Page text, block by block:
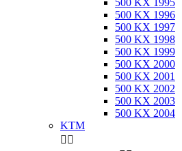
500 KX 1995
500 KX 1996
500 KX 1997
500 KX 1998
500 KX 1999
500 KX 2000
500 KX 2001
500 KX 2002
500 KX 2003
500 KX 2004
KTM
 